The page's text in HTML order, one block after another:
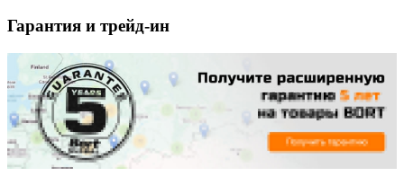
Гарантия и трейд-ин